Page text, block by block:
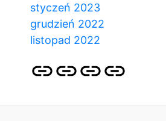
styczeń 2023
grudzień 2022
listopad 2022
StronaPozycjonowanie
SKLEPBLOG